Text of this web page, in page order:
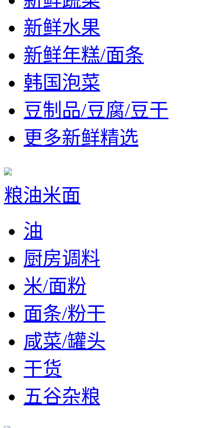
新鲜水果
新鲜年糕/面条
韩国泡菜
豆制品/豆腐/豆干
更多新鲜精选
粮油米面
油
厨房调料
米/面粉
面条/粉干
咸菜/罐头
干货
五谷杂粮